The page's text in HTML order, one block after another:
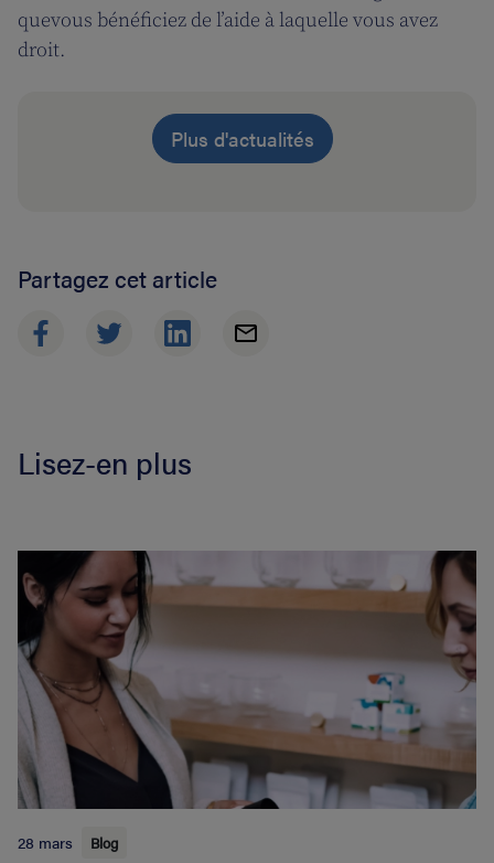
quevous bénéficiez de l’aide à laquelle vous avez
droit.
Plus d'actualités
Partagez cet article
Lisez-en plus
28 mars Blog